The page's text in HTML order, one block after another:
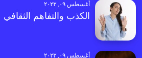
أغسطس ٠٩, ٢٠٢٣
الكذب والتفاهم الثقافي
أغسطس ٠٩, ٢٠٢٣